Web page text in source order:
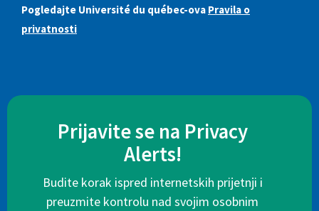
Pogledajte Université du québec-ova Pravila o
privatnosti
Prijavite se na Privacy
Alerts!
Budite korak ispred internetskih prijetnji i
preuzmite kontrolu nad svojim osobnim